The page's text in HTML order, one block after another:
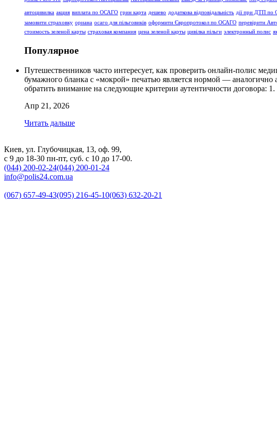
автоцивилка акция виплата по ОСАГО грин карта дешево додаткова відповідальність дії при ДТП по
замовити страховку ориана осаго для пільговиків оформити Європротокол по ОСАГО перевірити
стоимость зеленой карты страховая компания цена зеленой карты цивілка пільги электронный полис
Популярное
Путешественников часто интересует, как проверить онлайн-полис
бумажного бланка с «мокрой» печатью является нормой —
обратить внимание на следующие критерии аутентичности
Апр 21, 2026
Читать дальше
Киев, ул. Глубочицкая, 13, оф. 99,
с 9 до 18-30 пн-пт, суб. с 10 до 17-00.
(044) 200-02-24(044) 200-01-24
info@polis24.com.ua
(067) 657-49-43(095) 216-45-10(063) 632-20-21